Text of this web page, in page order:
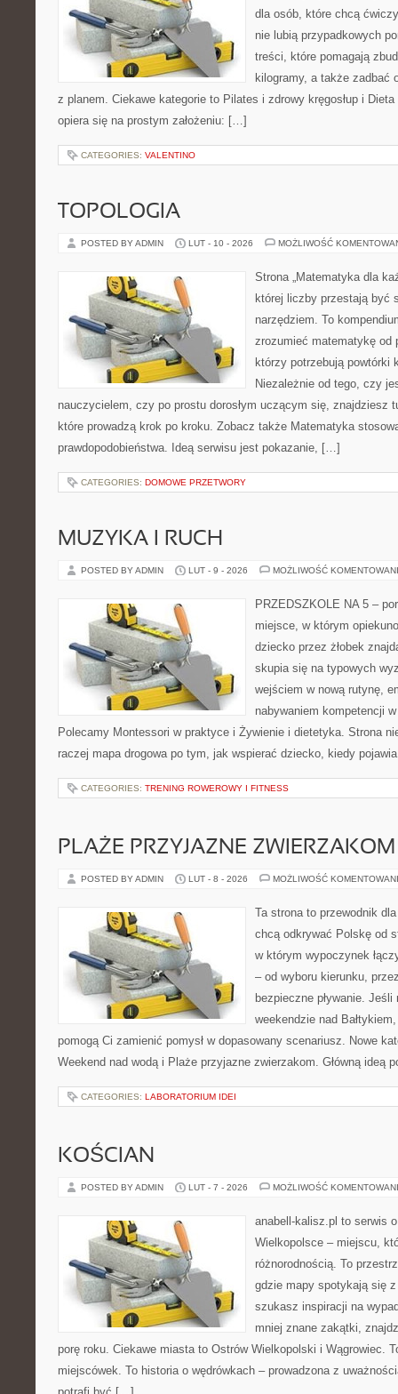
dla osób, które chcą
nie lubią przypadkowych
treści, które pomagają
kilogramy, a także
z planem. Ciekawe kategorie to Pilates i zdrowy kręgosłup i
opiera się na prostym założeniu: […]
CATEGORIES: VALENTINO
TOPOLOGIA
POSTED BY ADMIN LUT - 10 - 2026 MOŻLIWOŚĆ
Strona „Matematyka dla
której liczby przestają być
narzędziem. To
zrozumieć matematykę od
którzy potrzebują powtórki
Niezależnie od tego, czy
nauczycielem, czy po prostu dorosłym uczącym się, znajdziesz
które prowadzą krok po kroku. Zobacz także Matematyka
prawdopodobieństwa. Ideą serwisu jest pokazanie, […]
CATEGORIES: DOMOWE PRZETWORY
MUZYKA I RUCH
POSTED BY ADMIN LUT - 9 - 2026 MOŻLIWOŚĆ
PRZEDSZKOLE NA 5 –
miejsce, w którym
dziecko przez żłobek
skupia się na typowych
wejściem w nową rutynę,
nabywaniem kompetencji
Polecamy Montessori w praktyce i Żywienie i dietetyka. Strona
raczej mapa drogowa po tym, jak wspierać dziecko, kiedy
CATEGORIES: TRENING ROWEROWY I FITNESS
PLAŻE PRZYJAZNE ZWIERZAKOM
POSTED BY ADMIN LUT - 8 - 2026 MOŻLIWOŚĆ
Ta strona to przewodnik
chcą odkrywać Polskę od
w którym wypoczynek
– od wyboru kierunku,
bezpieczne pływanie.
weekendzie nad
pomogą Ci zamienić pomysł w dopasowany scenariusz. Nowe
Weekend nad wodą i Plaże przyjazne zwierzakom. Główną ideą
CATEGORIES: LABORATORIUM IDEI
KOŚCIAN
POSTED BY ADMIN LUT - 7 - 2026 MOŻLIWOŚĆ
anabell-kalisz.pl to serwis
Wielkopolsce – miejscu,
różnorodnością. To
gdzie mapy spotykają się
szukasz inspiracji na
mniej znane zakątki,
porę roku. Ciekawe miasta to Ostrów Wielkopolski i Wągrowiec.
miejscówek. To historia o wędrówkach – prowadzona z